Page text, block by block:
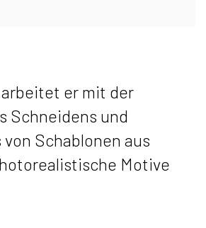
er mit der
Schneidens und
Schablonen aus
Motive